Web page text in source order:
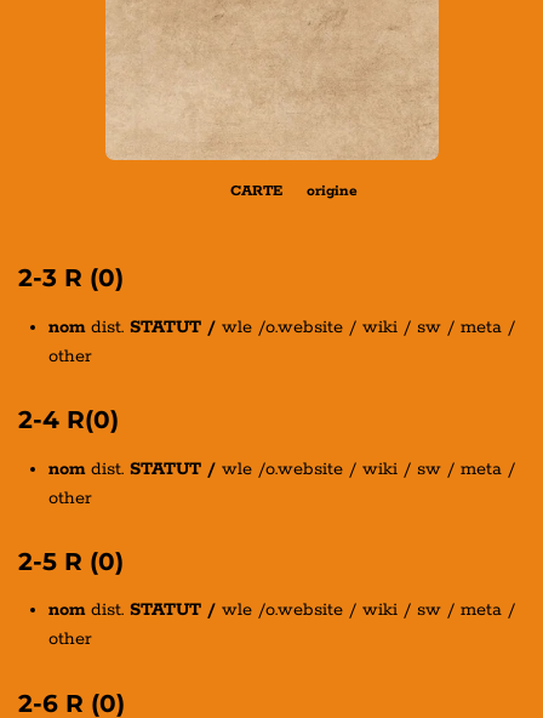
CARTE origine
2-3 R (0)
nom dist. STATUT / wle /o.website / wiki / sw / meta /
other
2-4 R(0)
nom dist. STATUT / wle /o.website / wiki / sw / meta /
other
2-5 R (0)
nom dist. STATUT / wle /o.website / wiki / sw / meta /
other
2-6 R (0)